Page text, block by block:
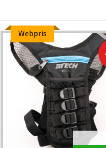
Webpris